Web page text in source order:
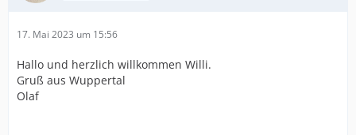
17. Mai 2023 um 15:56
Hallo und herzlich willkommen Willi.
Gruß aus Wuppertal
Olaf